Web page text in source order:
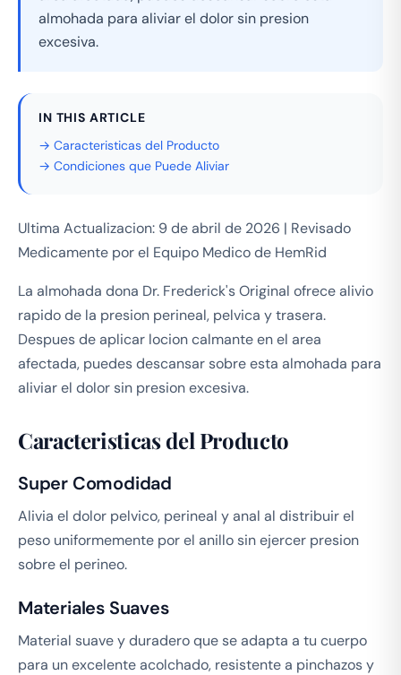
almohada para aliviar el dolor sin presion
excesiva.
IN THIS ARTICLE
→ Caracteristicas del Producto
→ Condiciones que Puede Aliviar
Ultima Actualizacion: 9 de abril de 2026 | Revisado
Medicamente por el Equipo Medico de HemRid
La almohada dona Dr. Frederick's Original ofrece alivio
rapido de la presion perineal, pelvica y trasera.
Despues de aplicar locion calmante en el area
afectada, puedes descansar sobre esta almohada para
aliviar el dolor sin presion excesiva.
Caracteristicas del Producto
Super Comodidad
Alivia el dolor pelvico, perineal y anal al distribuir el
peso uniformemente por el anillo sin ejercer presion
sobre el perineo.
Materiales Suaves
Material suave y duradero que se adapta a tu cuerpo
para un excelente acolchado, resistente a pinchazos y